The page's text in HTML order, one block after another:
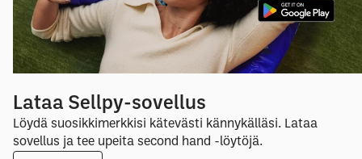
Lataa Sellpy-sovellus
Löydä suosikkimerkkisi kätevästi kännykälläsi. Lataa
sovellus ja tee upeita second hand -löytöjä.